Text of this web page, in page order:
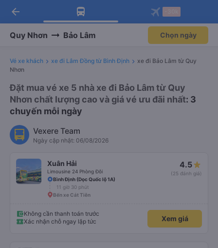
Tải app Vexere ngay!
Nhận ưu đãi thành viên độc
Mở app
Tải app Vexere
-30k/ghế khi đặt vé máy bay qua
Mở app
arrow_back
Quy Nhơn Bảo Lâm Chọn ngày
Vé xe khách xe đi Lâm Đồng từ Bình Định
xe đi Bảo Lâm từ Quy
Nhơn
Đặt mua vé xe 5 nhà xe đi Bảo Lâm từ Quy
Nhơn chất lượng cao và giá vé ưu đãi nhất: 3
chuyến mỗi ngày
Vexere Team
Ngày cập nhật: 06/08/2026
Xuân Hải
Limousine 24 Phòng Đôi
4.5
(25 đánh giá)
Bình Định (Dọc Quốc lộ 1A)
11 giờ 30 phút
Bến xe Cát Tiên
Không cần thanh toán trước
Xác nhận chỗ ngay lập tức
Xem giá